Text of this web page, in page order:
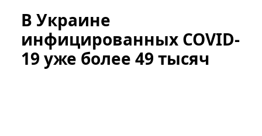
В Украине
инфицированных COVID-
19 уже более 49 тысяч